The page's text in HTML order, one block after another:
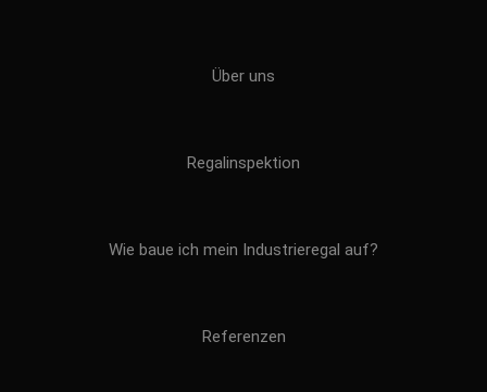
Über uns
Regalinspektion
Wie baue ich mein Industrieregal auf?
Referenzen